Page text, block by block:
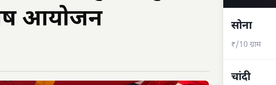
आयोजन
सोना
₹/10 ग्राम
चांदी